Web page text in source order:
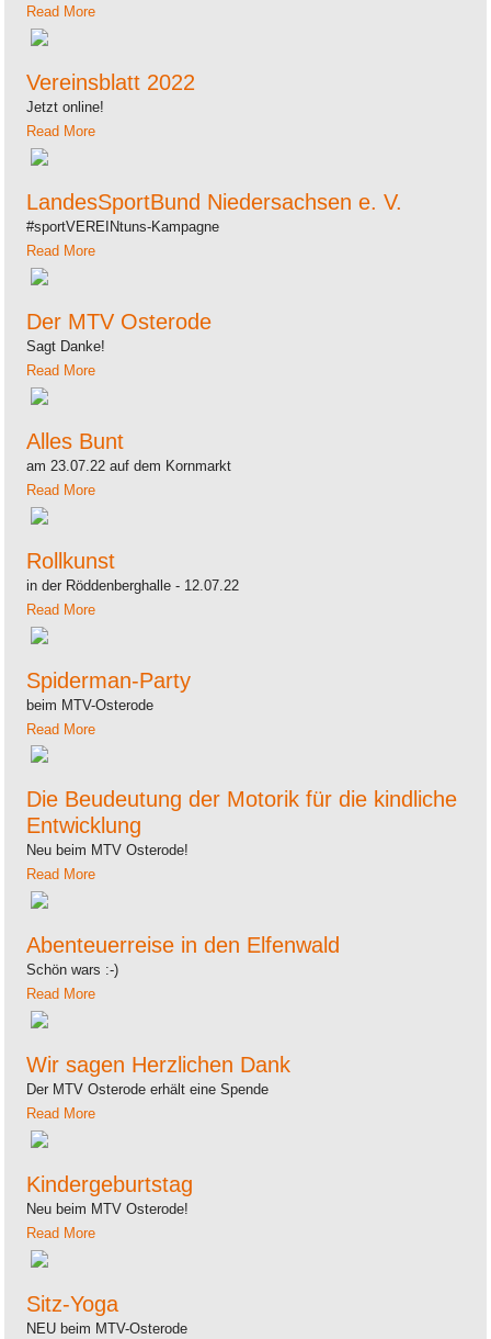
Read More
Vereinsblatt 2022
Jetzt online!
Read More
LandesSportBund Niedersachsen e. V.
#sportVEREINtuns-Kampagne
Read More
Der MTV Osterode
Sagt Danke!
Read More
Alles Bunt
am 23.07.22 auf dem Kornmarkt
Read More
Rollkunst
in der Röddenberghalle - 12.07.22
Read More
Spiderman-Party
beim MTV-Osterode
Read More
Die Beudeutung der Motorik für die kindliche
Entwicklung
Neu beim MTV Osterode!
Read More
Abenteuerreise in den Elfenwald
Schön wars :-)
Read More
Wir sagen Herzlichen Dank
Der MTV Osterode erhält eine Spende
Read More
Kindergeburtstag
Neu beim MTV Osterode!
Read More
Sitz-Yoga
NEU beim MTV-Osterode